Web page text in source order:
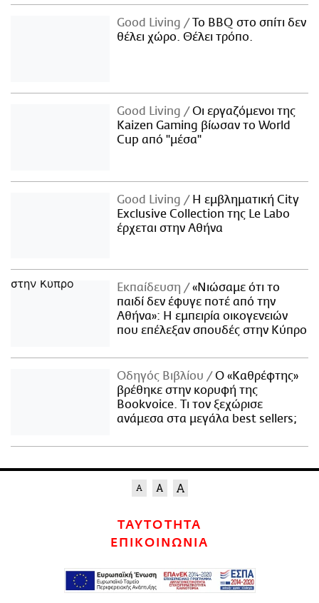
Good Living
Το BBQ στο σπίτι δεν
θέλει χώρο. Θέλει τρόπο.
Good Living
Οι εργαζόμενοι της
Kaizen Gaming βίωσαν το World
Cup από "μέσα"
Good Living
Η εμβληματική City
Exclusive Collection της Le Labo
έρχεται στην Αθήνα
Εκπαίδευση
«Νιώσαμε ότι το
παιδί δεν έφυγε ποτέ από την
Αθήνα»: Η εμπειρία οικογενειών
που επέλεξαν σπουδές στην Κύπρο
Οδηγός Βιβλίου
Ο «Καθρέφτης»
βρέθηκε στην κορυφή της
Bookvoice. Τι τον ξεχώρισε
ανάμεσα στα μεγάλα best sellers;
ΤΑΥΤΟΤΗΤΑ
ΕΠΙΚΟΙΝΩΝΙΑ